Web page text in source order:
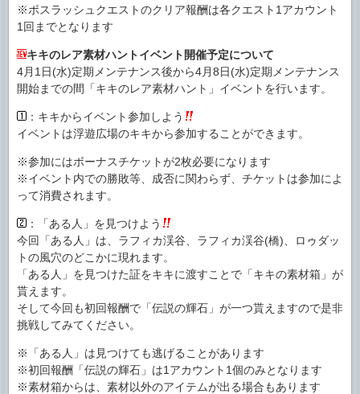
※ボスラッシュクエストのクリア報酬は各クエスト1アカウント
1回までとなります
キキのレア素材ハントイベント開催予定について
4月1日(水)定期メンテナンス後から4月8日(水)定期メンテナンス
開始までの間「キキのレア素材ハント」イベントを行います。
：キキからイベント参加しよう
イベントは浮遊広場のキキから参加することができます。
※参加にはボーナスチケットが2枚必要になります
※イベント内での勝敗等、成否に関わらず、チケットは参加によ
って消費されます。
：「ある人」を見つけよう
今回「ある人」は、ラフィカ渓谷、ラフィカ渓谷(橋)、ロゥダッ
トの風穴のどこかに現れます。
「ある人」を見つけた証をキキに渡すことで「キキの素材箱」が
貰えます。
そして今回も初回報酬で「伝説の輝石」が一つ貰えますので是非
挑戦してみてください。
※「ある人」は見つけても逃げることがあります
※初回報酬「伝説の輝石」は1アカウント1個のみとなります
※素材箱からは、素材以外のアイテムが出る場合もあります